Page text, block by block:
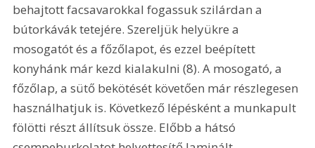
behajtott facsavarokkal fogassuk szilárdan a
bútorkávák tetejére. Szereljük helyükre a
mosogatót és a főzőlapot, és ezzel beépített
konyhánk már kezd kialakulni (8). A mosogató, a
főzőlap, a sütő bekötését követően már részlegesen
használhatjuk is. Következő lépésként a munkapult
fölötti részt állítsuk össze. Előbb a hátsó